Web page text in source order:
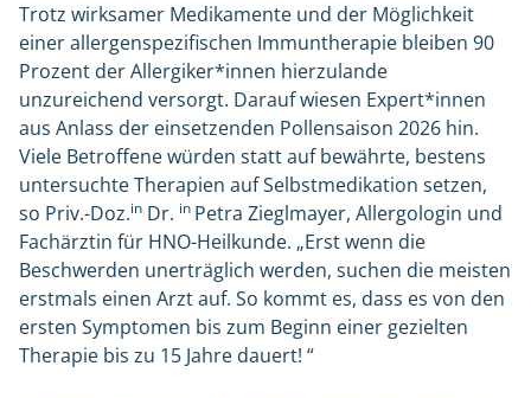
Trotz wirksamer Medikamente und der Möglichkeit
einer allergenspezifischen Immuntherapie bleiben 90
Prozent der Allergiker*innen hierzulande
unzureichend versorgt. Darauf wiesen Expert*innen
aus Anlass der einsetzenden Pollensaison 2026 hin.
Viele Betroffene würden statt auf bewährte, bestens
untersuchte Therapien auf Selbstmedikation setzen,
so Priv.-Doz.in Dr. in Petra Zieglmayer, Allergologin und
Fachärztin für HNO-Heilkunde. „Erst wenn die
Beschwerden unerträglich werden, suchen die meisten
erstmals einen Arzt auf. So kommt es, dass es von den
ersten Symptomen bis zum Beginn einer gezielten
Therapie bis zu 15 Jahre dauert! “